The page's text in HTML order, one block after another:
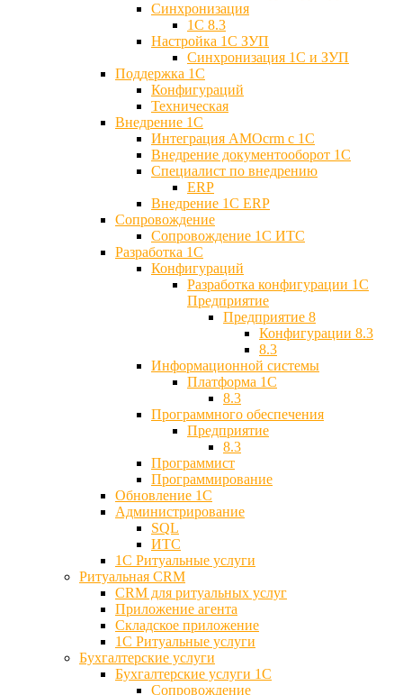
Синхронизация
1С 8.3
Настройка 1С ЗУП
Синхронизация 1С и ЗУП
Поддержка 1С
Конфигураций
Техническая
Внедрение 1С
Интеграция AMOcrm с 1C
Внедрение документооборот 1С
Специалист по внедрению
ERP
Внедрение 1С ERP
Cопровождение
Cопровождение 1С ИТС
Разработка 1C
Конфигураций
Разработка конфигурации 1С
Предприятие
Предприятие 8
Конфигурации 8.3
8.3
Информационной системы
Платформа 1С
8.3
Программного обеспечения
Предприятие
8.3
Программист
Программирование
Обновление 1С
Администрирование
SQL
ИТС
1С Ритуальные услуги
Ритуальная CRM
CRM для ритуальных услуг
Приложение агента
Складское приложение
1С Ритуальные услуги
Бухгалтерские услуги
Бухгалтерские услуги 1С
Сопровождение